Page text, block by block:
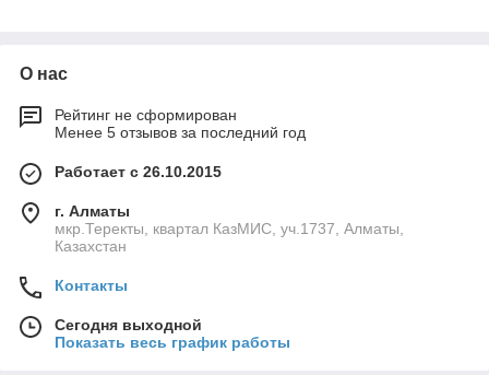
О нас
Рейтинг не сформирован
Менее 5 отзывов за последний год
Работает с 26.10.2015
г. Алматы
мкр.Теректы, квартал КазМИС, уч.1737, Алматы,
Казахстан
Контакты
Сегодня выходной
Показать весь график работы